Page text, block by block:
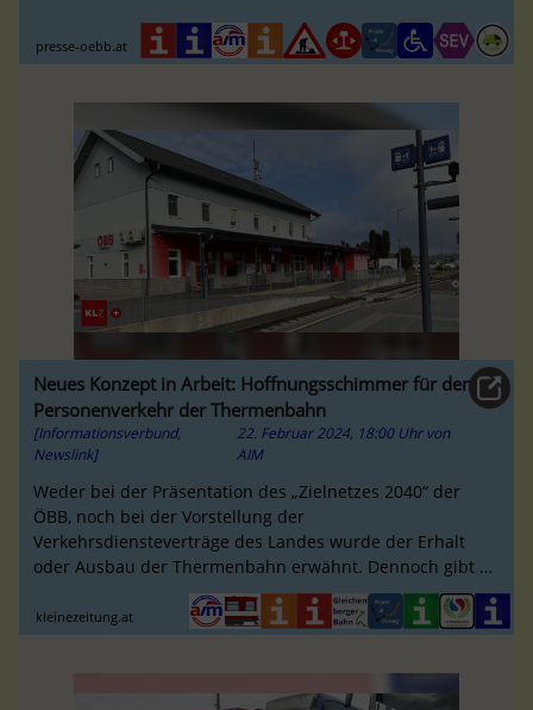
presse-oebb.at
Neues Konzept in Arbeit: Hoffnungsschimmer für den
Personenverkehr der Thermenbahn
[Informationsverbund,
Newslink]
22. Februar 2024, 18:00 Uhr von
AIM
Weder bei der Präsentation des „Zielnetzes 2040“ der
ÖBB, noch bei der Vorstellung der
Verkehrsdiensteverträge des Landes wurde der Erhalt
oder Ausbau der Thermenbahn erwähnt. Dennoch gibt es
Hoffnung für eine Attraktivierung der ...
kleinezeitung.at